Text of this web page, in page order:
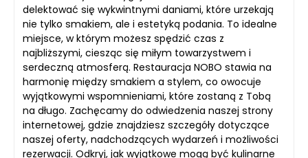
delektować się wykwintnymi daniami, które urzekają
nie tylko smakiem, ale i estetyką podania. To idealne
miejsce, w którym możesz spędzić czas z
najbliższymi, ciesząc się miłym towarzystwem i
serdeczną atmosferą. Restauracja NOBO stawia na
harmonię między smakiem a stylem, co owocuje
wyjątkowymi wspomnieniami, które zostaną z Tobą
na długo. Zachęcamy do odwiedzenia naszej strony
internetowej, gdzie znajdziesz szczegóły dotyczące
naszej oferty, nadchodzących wydarzeń i możliwości
rezerwacji. Odkryj, jak wyjątkowe mogą być kulinarne